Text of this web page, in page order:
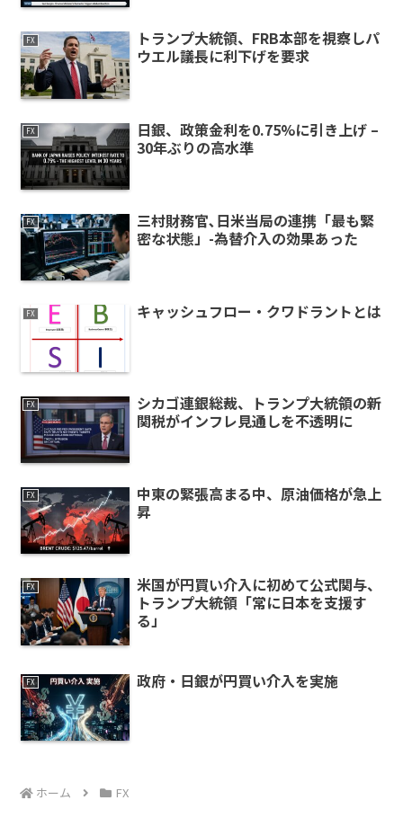
FX
トランプ大統領、FRB本部を視察しパ
ウエル議長に利下げを要求
FX
日銀、政策金利を0.75%に引き上げ –
30年ぶりの高水準
FX
三村財務官､日米当局の連携「最も緊
密な状態」-為替介入の効果あった
FX キャッシュフロー・クワドラントとは
FX
シカゴ連銀総裁、トランプ大統領の新
関税がインフレ見通しを不透明に
FX
中東の緊張高まる中、原油価格が急上
昇
FX
米国が円買い介入に初めて公式関与、
トランプ大統領「常に日本を支援す
る」
FX 政府・日銀が円買い介入を実施
ホーム FX